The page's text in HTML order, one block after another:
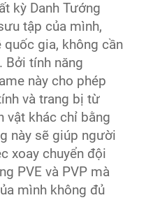
kỳ Danh Tướng
tập của mình,
quốc gia, không cần
Bởi tính năng
này cho phép
và trang bị từ
vật khác chỉ bằng
này sẽ giúp người
xoay chuyển đội
PVE và PVP mà
mình không đủ